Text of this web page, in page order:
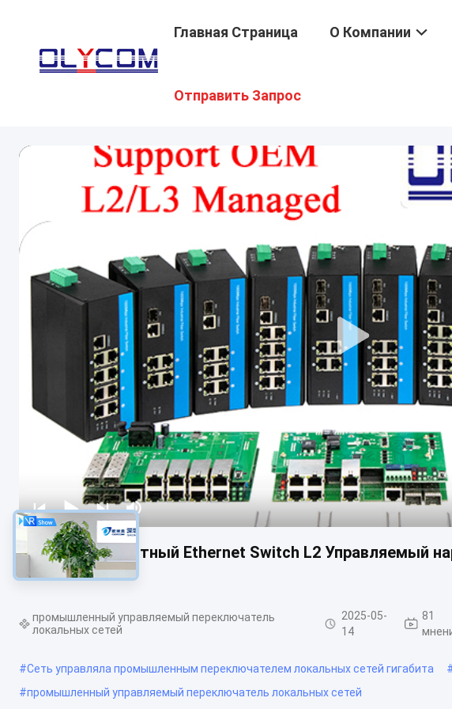
Главная Страница О Компании
Отправить Запрос
8 портов Гигабитный Ethernet Switch L2 Управляемый
4RJ45+4SFP
промышленный управляемый переключатель
локальных сетей
2025-05-
14
81
#Сеть управляла промышленным переключателем локальных сетей гигабита
#промышленный управляемый переключатель локальных сетей